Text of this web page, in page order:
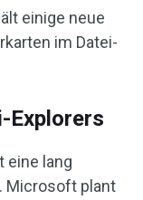
einige neue
im Datei-
Explorers
eine lang
Microsoft plant